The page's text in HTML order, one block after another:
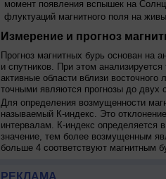
момент появления вспышек на
флуктуаций магнитного поля на
Измерение и прогноз
Прогноз магнитных бурь основан на
и спутников. При этом
активные области вблизи
точными являются прогнозы до двух
Для определения возмущенности
называемый К-индекс. Это
интервалам. К-индекс определяется
значение, тем более возмущенным
больше 4 соответствуют магнитным
РЕКЛАМА